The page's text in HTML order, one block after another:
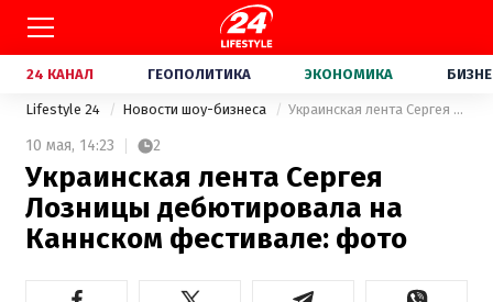
24 КАНАЛ ГЕОПОЛИТИКА ЭКОНОМИКА
Lifestyle 24 Новости шоу-бизнеса Украинская лента Сергея Лозницы дебютировала на Каннском фестивале: фото
10 мая, 14:23 2
Украинская лента Сергея
Лозницы дебютировала на
Каннском фестивале: фото